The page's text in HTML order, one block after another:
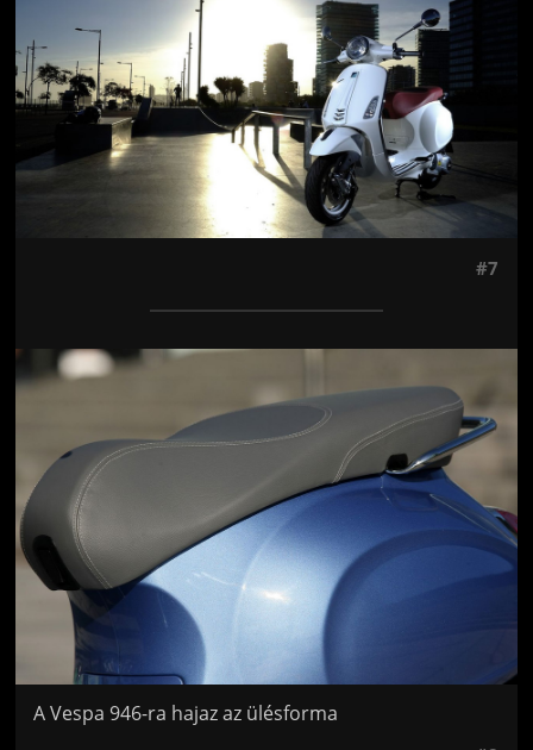
#7
Jön még kép!
A Vespa 946-ra hajaz az ülésforma